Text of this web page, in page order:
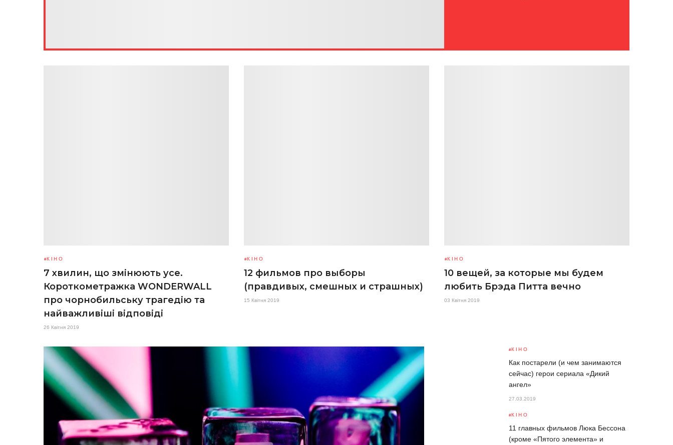
КІНО
7 хвилин, що змінюють усе.
Короткометражка WONDERWALL
про чорнобильську трагедію та
найважливіші відповіді
26 Квітня 2019
КІНО
12 фильмов про выборы
(правдивых, смешных и страшных)
15 Квітня 2019
КІНО
10 вещей, за которые мы будем
любить Брэда Питта вечно
03 Квітня 2019
КІНО
Как постарели (и чем занимаются
сейчас) герои сериала «Дикий
ангел»
27.03.2019
КІНО
11 главных фильмов Люка Бессона
(кроме «Пятого элемента» и